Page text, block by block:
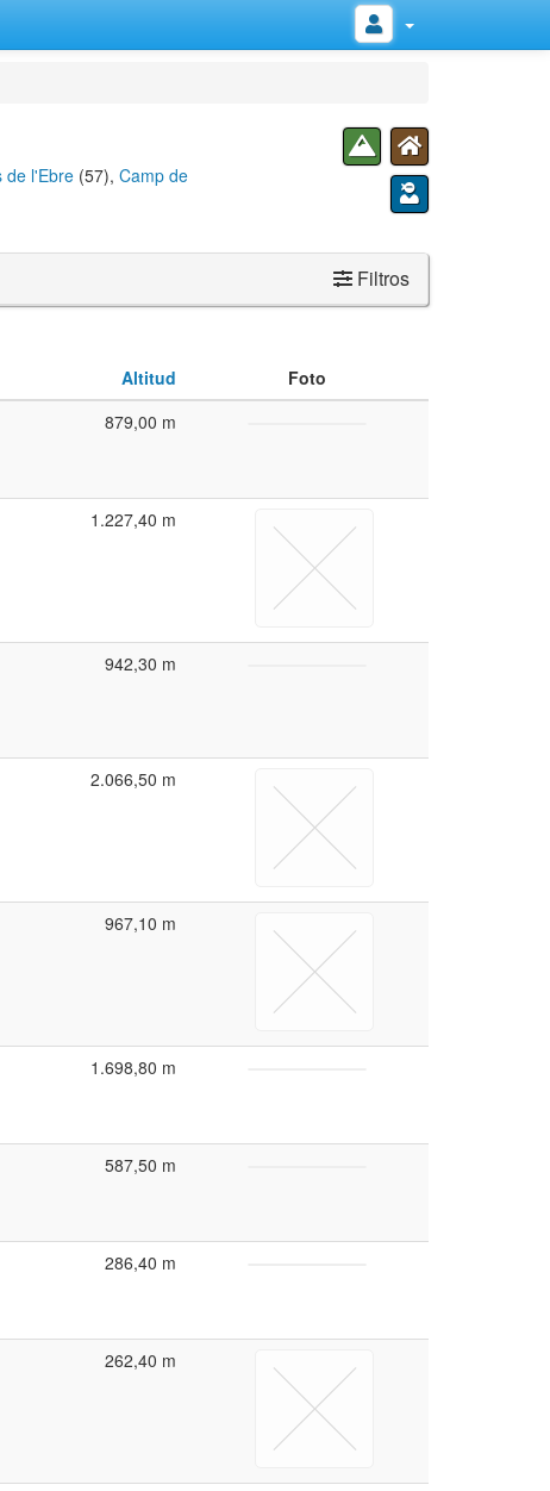
de l'Ebre (57), Camp de
Filtros
Altitud
Foto
879,00 m
1.227,40 m
942,30 m
2.066,50 m
967,10 m
1.698,80 m
587,50 m
286,40 m
262,40 m